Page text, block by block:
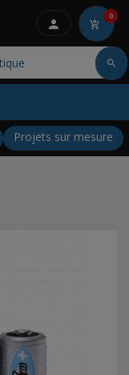
Projets sur mesure
0